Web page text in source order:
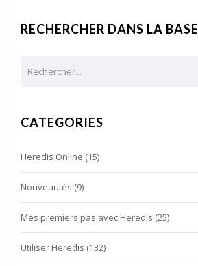
RECHERCHER DANS LA BASE
CATEGORIES
Heredis Online (15)
Nouveautés (9)
Mes premiers pas avec Heredis (25)
Utiliser Heredis (132)